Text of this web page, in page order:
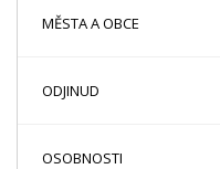
MĚSTA A OBCE
ODJINUD
OSOBNOSTI